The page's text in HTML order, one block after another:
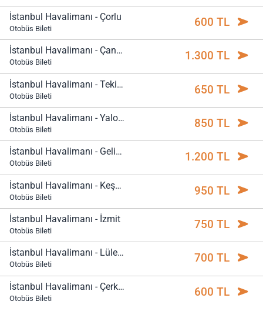
İstanbul Havalimanı - Çorlu
Otobüs Bileti 600 TL
İstanbul Havalimanı - Çanakkale
Otobüs Bileti 1.300 TL
İstanbul Havalimanı - Tekirdağ
Otobüs Bileti 650 TL
İstanbul Havalimanı - Yalova
Otobüs Bileti 850 TL
İstanbul Havalimanı - Gelibolu
Otobüs Bileti 1.200 TL
İstanbul Havalimanı - Keşan
Otobüs Bileti 950 TL
İstanbul Havalimanı - İzmit
Otobüs Bileti 750 TL
İstanbul Havalimanı - Lüleburgaz
Otobüs Bileti 700 TL
İstanbul Havalimanı - Çerkezköy
Otobüs Bileti 600 TL